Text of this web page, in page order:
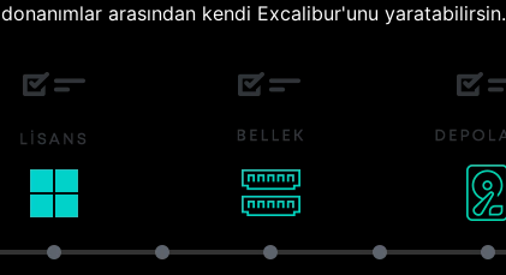
donanımlar arasından kendi Excalibur'unu yaratabilirsin.